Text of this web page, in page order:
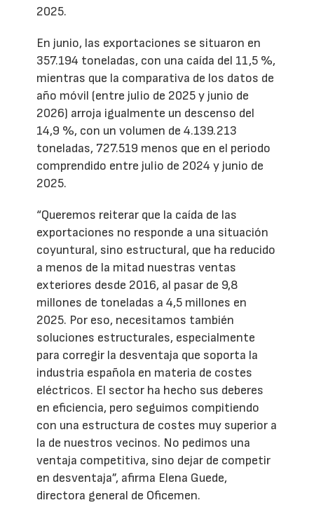
2025.
En junio, las exportaciones se situaron en
357.194 toneladas, con una caída del 11,5 %,
mientras que la comparativa de los datos de
año móvil (entre julio de 2025 y junio de
2026) arroja igualmente un descenso del
14,9 %, con un volumen de 4.139.213
toneladas, 727.519 menos que en el periodo
comprendido entre julio de 2024 y junio de
2025.
“Queremos reiterar que la caída de las
exportaciones no responde a una situación
coyuntural, sino estructural, que ha reducido
a menos de la mitad nuestras ventas
exteriores desde 2016, al pasar de 9,8
millones de toneladas a 4,5 millones en
2025. Por eso, necesitamos también
soluciones estructurales, especialmente
para corregir la desventaja que soporta la
industria española en materia de costes
eléctricos. El sector ha hecho sus deberes
en eficiencia, pero seguimos compitiendo
con una estructura de costes muy superior a
la de nuestros vecinos. No pedimos una
ventaja competitiva, sino dejar de competir
en desventaja”, afirma Elena Guede,
directora general de Oficemen.